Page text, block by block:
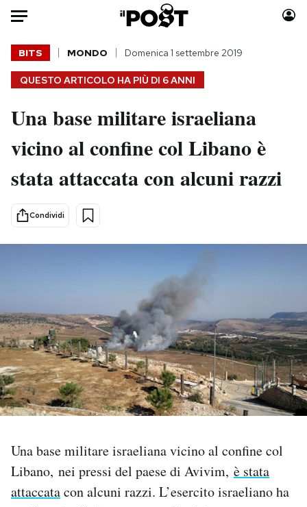
Auto
HOME
Italia
Politica
Tecnologia
Scienza
Moda
Consumismi
Storie/Idee
Mondiali calcio 2026
PODCAST
NEWSLETTER
SHOP
QUESTO ARTICOLO HA PIÙ DI 6 ANNI
BITS MONDO Domenica 1 settembre 2019
Una base militare israeliana
vicino al confine col Libano è
stata attaccata con alcuni razzi
Condividi
Una base militare israeliana vicino al confine col
Libano, nei pressi del paese di Avivim, è stata
attaccatacon alcuni razzi. L’esercito israeliano ha